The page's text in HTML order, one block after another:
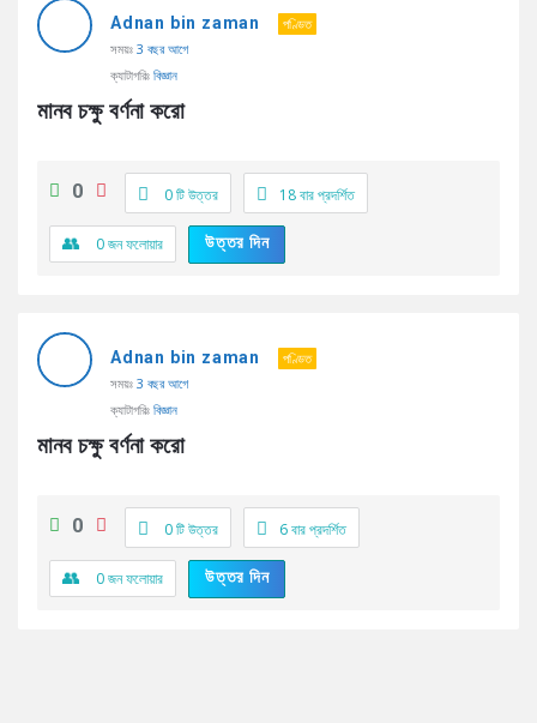
Adnan bin zaman
পণ্ডিত
সময়ঃ 3 বছর আগে
ক্যাটাগরিঃ বিজ্ঞান
মানব চক্ষু বর্ণনা করো
0 0 টি উত্তর 18বার প্রদর্শিত
0জন ফলোয়ার উত্তর দিন
Adnan bin zaman
পণ্ডিত
সময়ঃ 3 বছর আগে
ক্যাটাগরিঃ বিজ্ঞান
মানব চক্ষু বর্ণনা করো
0 0 টি উত্তর 6বার প্রদর্শিত
0জন ফলোয়ার উত্তর দিন